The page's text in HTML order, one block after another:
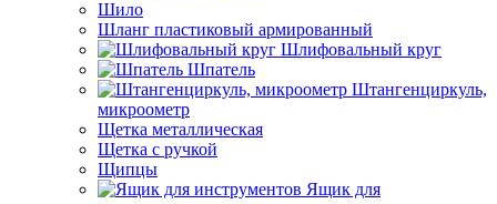
Шило
Шланг пластиковый армированный
Шлифовальный круг
Шпатель
Штангенциркуль,
микроометр
Щетка металлическая
Щетка с ручкой
Щипцы
Ящик для